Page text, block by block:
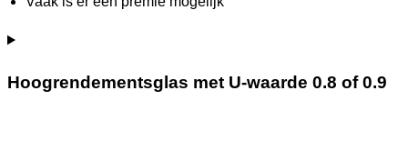
Hoogrendementsglas met U-waarde 0.8 of 0.9